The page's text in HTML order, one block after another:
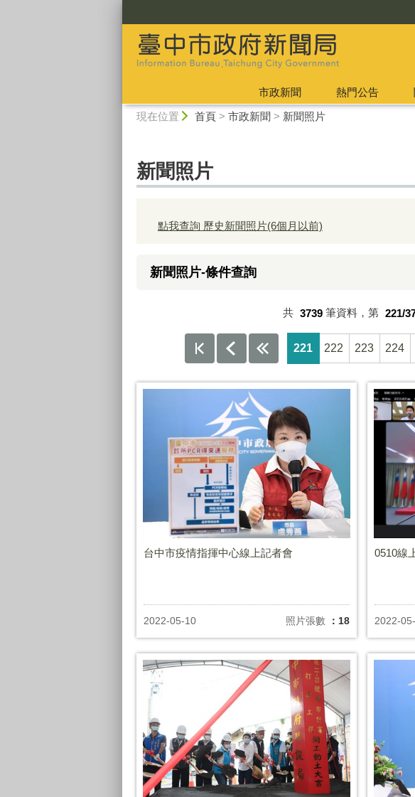
市政新聞 熱門公告
現在位置 首頁> 市政新聞 > 新聞照片
新聞照片
點我查詢 歷史新聞照片(6個月以前)
新聞照片-條件查詢
共 3739 筆資料，第 221/
221 222 223 224
台中市疫情指揮中心線上記者會
2022-05-10 照片張數 ：18
0510線
2022-